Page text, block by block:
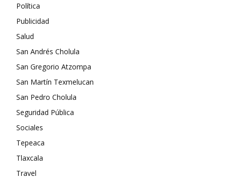
Política
Publicidad
Salud
San Andrés Cholula
San Gregorio Atzompa
San Martín Texmelucan
San Pedro Cholula
Seguridad Pública
Sociales
Tepeaca
Tlaxcala
Travel